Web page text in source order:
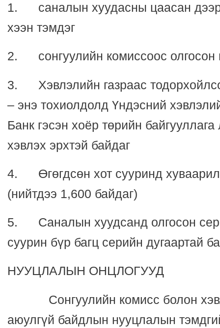
1. саналын хуудасны цаасан
хээн тэмдэг
2. сонгуулийн комиссоос олгосон
3. Хэвлэлийн газраас
– энэ тохиолдолд Үндэсний
Банк гэсэн хоёр төрийн
хэвлэх эрхтэй байдаг
4. Өгөгдсөн хот сууринд
(нийтдээ 1,600 байдаг)
5. Саналын хуудсанд олгосон
суурин бүр багц серийн дугаартай
НУУЦЛАЛЫН ОНЦЛОГУУД
Сонгуулийн комисс болон
аюулгүй байдлын нууцлалын